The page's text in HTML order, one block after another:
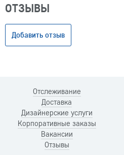
ОТЗЫВЫ
Добавить отзыв
Отслеживание
Доставка
Дизайнерские услуги
Корпоративные заказы
Вакансии
Отзывы